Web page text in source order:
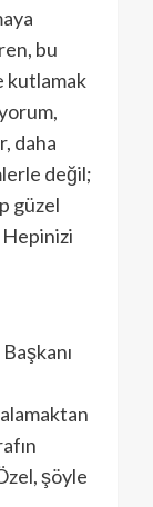
bu
kutlamak
daha
değil;
güzel
şöyle